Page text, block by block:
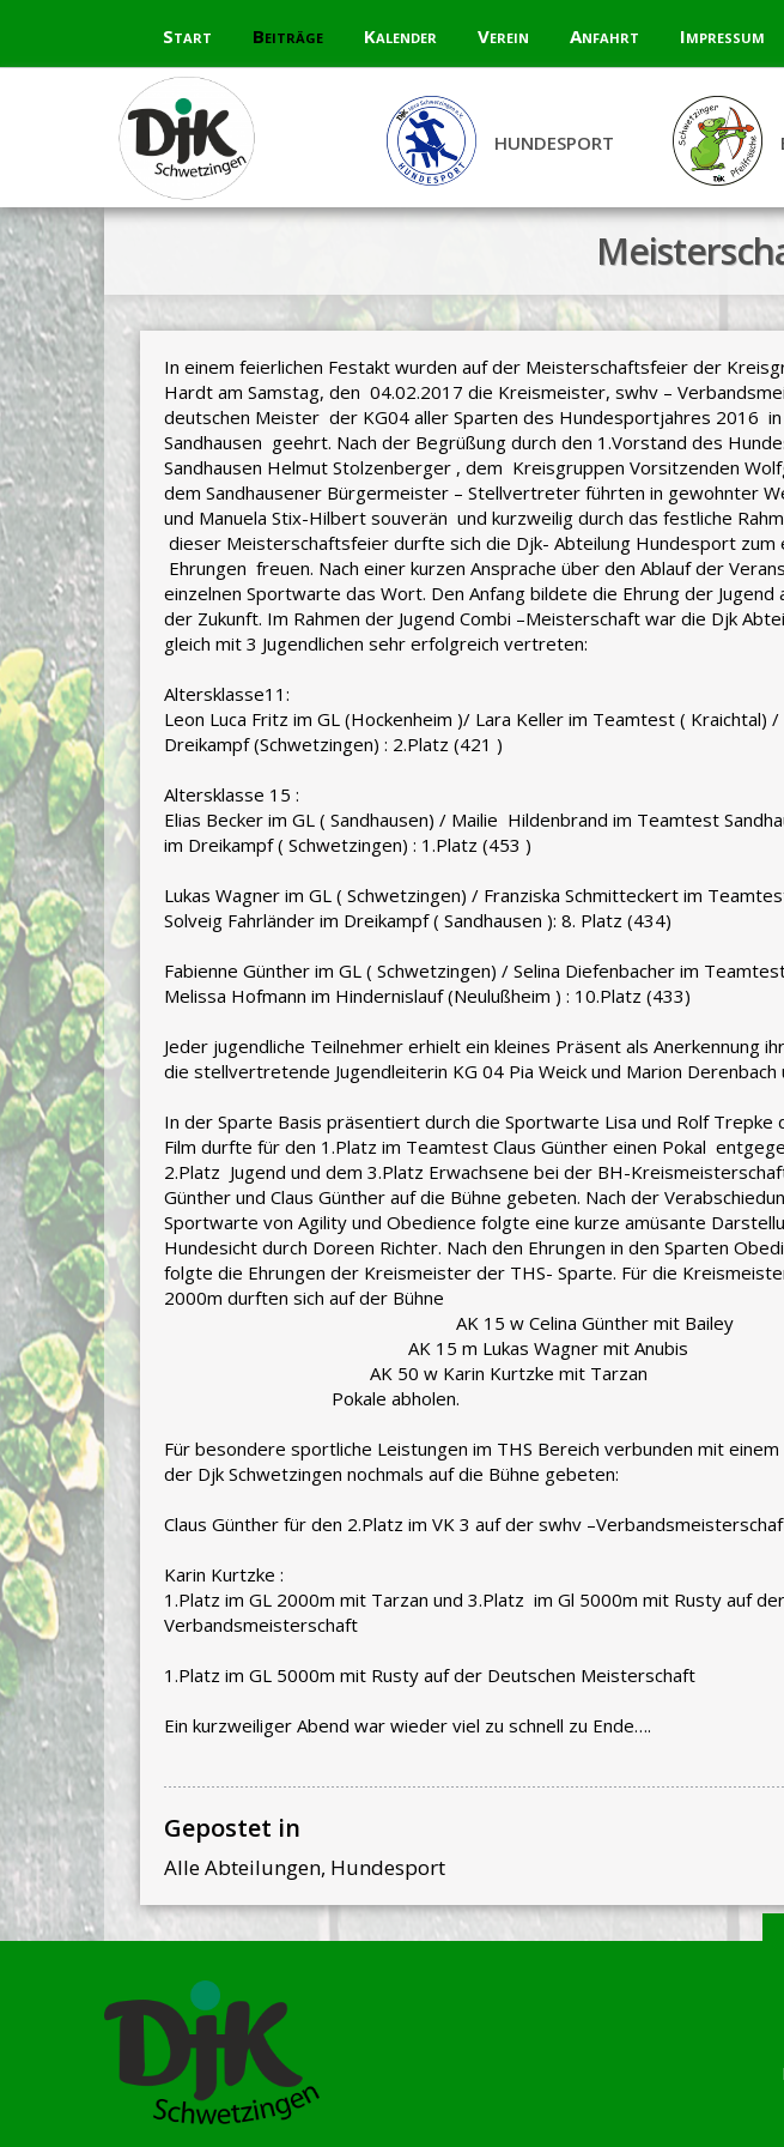
content
Start Beiträge Kalender Verein Anfahrt Impressum
HUNDESPORT
In einem feierlichen Festakt wurden auf der Meisterschaftsfeier der
Hardt am Samstag, den 04.02.2017 die Kreismeister, swhv –
deutschen Meister der KG04 aller Sparten des Hundesportjahres 2016
Sandhausen geehrt. Nach der Begrüßung durch den 1.Vorstand des
Sandhausen Helmut Stolzenberger , dem Kreisgruppen Vorsitzenden
dem Sandhausener Bürgermeister – Stellvertreter führten in gewohnter
und Manuela Stix-Hilbert souverän und kurzweilig durch das festliche
dieser Meisterschaftsfeier durfte sich die Djk- Abteilung Hundesport zum
Ehrungen freuen. Nach einer kurzen Ansprache über den Ablauf der
einzelnen Sportwarte das Wort. Den Anfang bildete die Ehrung der
der Zukunft. Im Rahmen der Jugend Combi –Meisterschaft war die Djk
gleich mit 3 Jugendlichen sehr erfolgreich vertreten:
Altersklasse11:
Leon Luca Fritz im GL (Hockenheim )/ Lara Keller im Teamtest ( Kraichtal)
Dreikampf (Schwetzingen) : 2.Platz (421 )
Altersklasse 15 :
Elias Becker im GL ( Sandhausen) / Mailie Hildenbrand im Teamtest
im Dreikampf ( Schwetzingen) : 1.Platz (453 )
Lukas Wagner im GL ( Schwetzingen) / Franziska Schmitteckert im
Solveig Fahrländer im Dreikampf ( Sandhausen ): 8. Platz (434)
Fabienne Günther im GL ( Schwetzingen) / Selina Diefenbacher im
Melissa Hofmann im Hindernislauf (Neulußheim ) : 10.Platz (433)
Jeder jugendliche Teilnehmer erhielt ein kleines Präsent als Anerkennung
die stellvertretende Jugendleiterin KG 04 Pia Weick und Marion Derenbach
In der Sparte Basis präsentiert durch die Sportwarte Lisa und Rolf Trepke
Film durfte für den 1.Platz im Teamtest Claus Günther einen Pokal
2.Platz Jugend und dem 3.Platz Erwachsene bei der BH-
Günther und Claus Günther auf die Bühne gebeten. Nach der
Sportwarte von Agility und Obedience folgte eine kurze amüsante
Hundesicht durch Doreen Richter. Nach den Ehrungen in den Sparten
folgte die Ehrungen der Kreismeister der THS- Sparte. Für die
2000m durften sich auf
AK 15 w Celina Günther
AK 15 m Lukas Wagner
AK 50 w Karin Kurtzke
Pokale abholen.
Für besondere sportliche Leistungen im THS Bereich verbunden mit
der Djk Schwetzingen nochmals auf die Bühne gebeten:
Claus Günther für den 2.Platz im VK 3 auf der swhv
Karin Kurtzke :
1.Platz im GL 2000m mit Tarzan und 3.Platz im Gl 5000m mit Rusty auf
Verbandsmeisterschaft
1.Platz im GL 5000m mit Rusty auf der Deutschen Meisterschaft
Ein kurzweiliger Abend war wieder viel zu schnell zu Ende….
Gepostet in
Alle Abteilungen, Hundesport